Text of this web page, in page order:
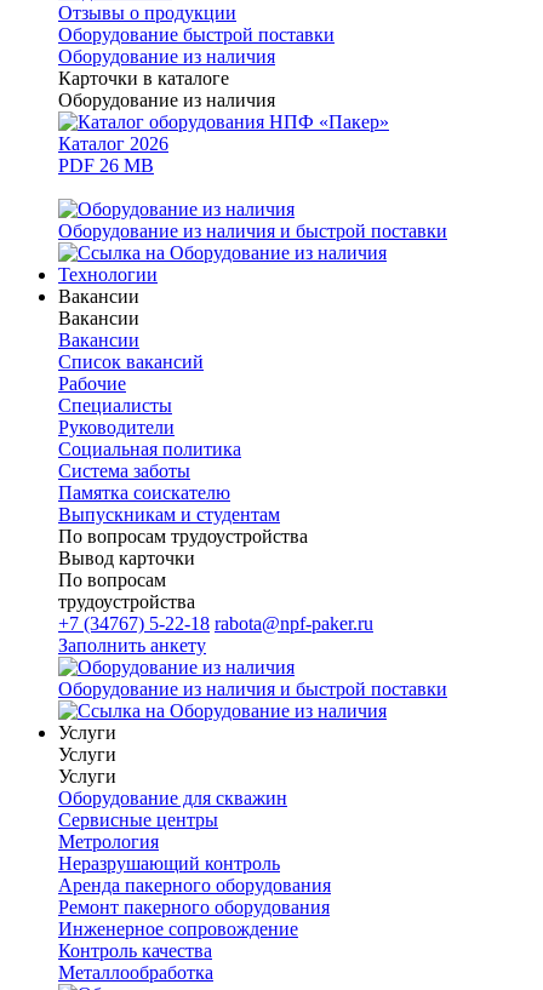
Отзывы о продукции
Оборудование быстрой поставки
Оборудование из наличия
Карточки в каталоге
Оборудование из наличия
Каталог 2026
PDF 26 MB
Оборудование из наличия и быстрой поставки
Технологии
Вакансии
Вакансии
Вакансии
Список вакансий
Рабочие
Специалисты
Руководители
Cоциальная политика
Система заботы
Памятка соискателю
Выпускникам и студентам
По вопросам трудоустройства
Вывод карточки
По вопросам
трудоустройства
+7 (34767) 5-22-18 rabota@npf-paker.ru
Заполнить анкету
Оборудование из наличия и быстрой поставки
Услуги
Услуги
Услуги
Оборудование для скважин
Сервисные центры
Метрология
Неразрушающий контроль
Аренда пакерного оборудования
Ремонт пакерного оборудования
Инженерное сопровождение
Контроль качества
Металлообработка